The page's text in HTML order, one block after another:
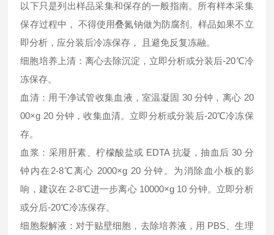
以下只是列出样品采集和保存的一般指南。所有样本采集
保存过程中， 不得使用叠氮钠做为防腐剂。样品如果不立
即分析，应分装后冷冻保存， 且避免反复冻融。
细胞培养上清：离心去除沉淀，立即分析或分装后-20℃冷
冻保存。
血清：用干净试管收集血液，室温凝固 30 分钟，离心 20
00×g 20 分钟，收集血清。立即分析或分装后-20℃冷冻保
存。
血浆：采用肝素、柠檬酸盐或 EDTA 抗凝，抽血后 30 分
钟内在2-8℃离心 2000×g 20 分钟。为消除血小板的影
响，建议在 2-8℃进一步离心 10000×g 10 分钟。立即分析
或分后-20℃冷冻保存。
细胞裂解液：对于贴壁细胞，去除培养液，用 PBS、生理